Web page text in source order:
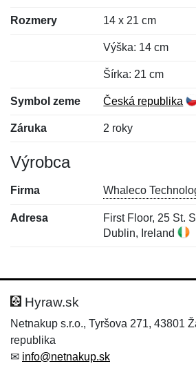
Rozmery 14 x 21 cm
Výška: 14 cm
Šírka: 21 cm
Symbol zeme Česká republika
Záruka 2 roky
Výrobca
Firma Whaleco
Adresa
First Floor, 25 St.
Dublin, Ireland
Hodnotenie:
Meno:*
Meno:
E-mail:*
Hyraw.sk
Netnakup s.r.o., Tyršova 271, 43801
republika
✉ info@netnakup.sk